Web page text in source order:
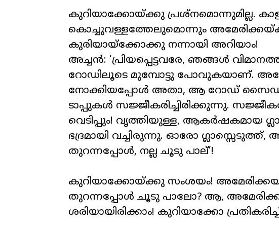
കുറിയാക്കോയ്ക്കു പ്രശ്‌നമൊന്നുമില്ല.
കൊച്ചുവള്ളത്തേലുമൊന്നും
കുരിയായ്‌ക്കോക്കു നന്നായി അറിയാം!
അച്ചൻ: ‘പ്രിയപ്പെട്ടവരേ, ഞങ്ങൾ
റോഡിലൂടെ മുമ്പോട്ടു പോവുകയാണ്.
നോക്കിയപ്പോൾ അതാ, ആ റോഡ്
ടാപ്പുകൾ സജ്ജീകരിച്ചിരിക്കുന്നു.
വെടിപ്പും! വൃത്തിയുള്ള, ആകർഷകമായ
ഭദ്രമായി വച്ചിരുന്നു. ഓരോ
തുറന്നപ്പോൾ, നല്ല ചൂടു പാല്’!
കുറിയാക്കോയ്ക്കു സംശയം!
തുറന്നപ്പോൾ ചൂടു പാലോ? ആ, അമേരിക്ക
ശരിയായിരിക്കാം! കുറിയാക്കോ